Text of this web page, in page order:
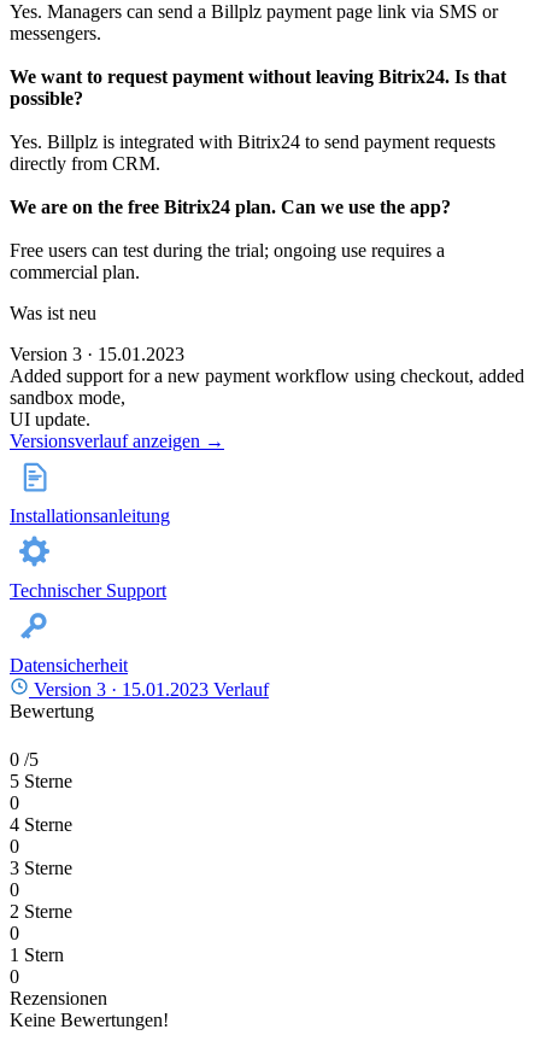
Yes. Managers can send a Billplz payment page link via SMS or
messengers.
We want to request payment without leaving Bitrix24. Is that
possible?
Yes. Billplz is integrated with Bitrix24 to send payment requests
directly from CRM.
We are on the free Bitrix24 plan. Can we use the app?
Free users can test during the trial; ongoing use requires a
commercial plan.
Was ist neu
Version 3 · 15.01.2023
Added support for a new payment workflow using checkout, added
sandbox mode,
UI update.
Versionsverlauf anzeigen →
Installationsanleitung
Technischer Support
Datensicherheit
Version 3 · 15.01.2023 Verlauf
Bewertung
0 /5
5 Sterne
0
4 Sterne
0
3 Sterne
0
2 Sterne
0
1 Stern
0
Rezensionen
Keine Bewertungen!